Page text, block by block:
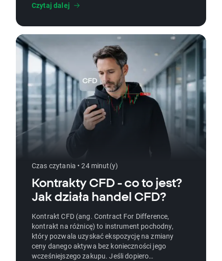
Czytaj dalej
Czas czytania • 24 minut(y)
Kontrakty CFD - co to jest?
Jak działa handel CFD?
Kontrakt CFD (ang. Contract For Difference,
kontrakt na różnicę) to instrument pochodny,
który pozwala uzyskać ekspozycję na zmiany
ceny danego aktywa bez konieczności jego
wcześniejszego zakupu. Jeśli dopiero